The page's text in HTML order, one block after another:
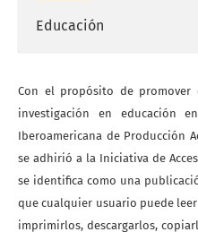
Educación
Con el propósito de
investigación en educación
Iberoamericana de Producción
se adhirió a la Iniciativa de
se identifica como una
que cualquier usuario puede
imprimirlos, descargarlos,